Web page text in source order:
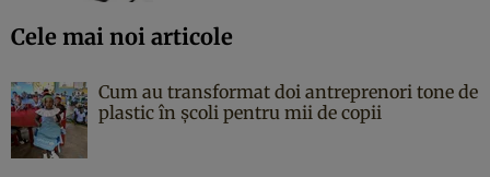
Cele mai noi articole
Cum au transformat doi antreprenori tone de
plastic în școli pentru mii de copii